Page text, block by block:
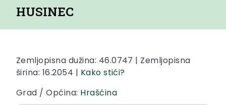
HUSINEC
Zemljopisna dužina: 46.0747 | Zemljopisna
širina: 16.2054 | Kako stići?
Grad / Općina: Hrašćina